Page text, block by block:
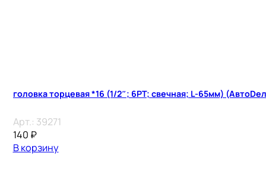
головка торцевая *16 (1/2″; 6PT; свечная; L-65мм)
Арт.: 39271
140 ₽
В корзину